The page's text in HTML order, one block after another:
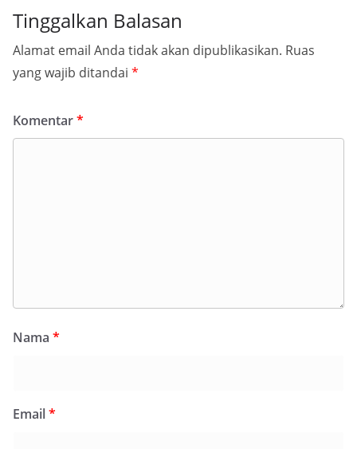
Tinggalkan Balasan
Alamat email Anda tidak akan dipublikasikan. Ruas
yang wajib ditandai *
Komentar*
Nama *
Email*